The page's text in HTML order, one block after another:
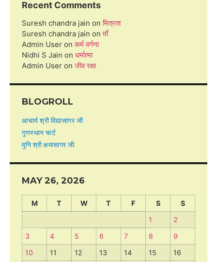
Recent Comments
Suresh chandra jain onमित्रता
Suresh chandra jain onमाँ
Admin User onकर्म वर्गणा
Nidhi S Jain on धर्मात्मा
Admin User onजीव रक्षा
BLOGROLL
आचार्य श्री विद्यासागर जी
गुणस्थान चार्ट
मुनि श्री क्षमासागर जी
MAY 26, 2026
M T W T F S
S
1
2
3
4 5 6 7 8
9
10
11 12 13 14 15
16